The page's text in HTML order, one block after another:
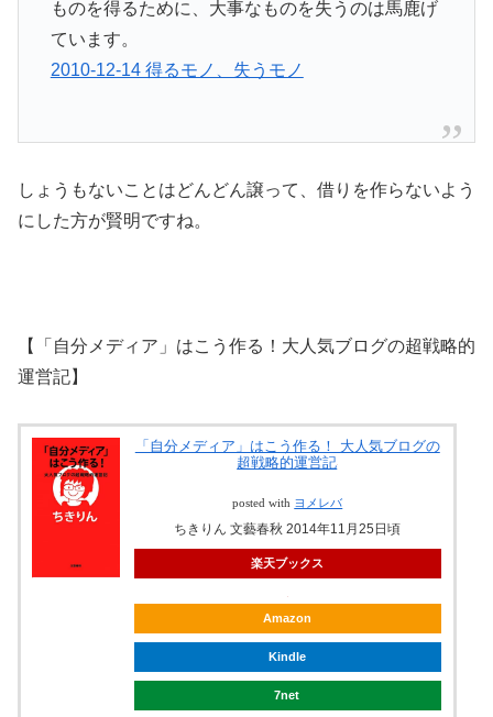
ものを得るために、大事なものを失うのは馬鹿げ
ています。
2010-12-14 得るモノ、失うモノ
しょうもないことはどんどん譲って、借りを作らないよう
にした方が賢明ですね。
【「自分メディア」はこう作る！大人気ブログの超戦略的
運営記】
「自分メディア」はこう作る！ 大人気ブログの
超戦略的運営記
posted with ヨメレバ
ちきりん 文藝春秋 2014年11月25日頃
楽天ブックス
Amazon
Kindle
7net